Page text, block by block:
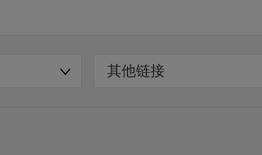
其他链接